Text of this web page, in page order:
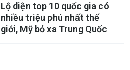
Lộ diện top 10 quốc gia có
nhiều triệu phú nhất thế
giới, Mỹ bỏ xa Trung Quốc